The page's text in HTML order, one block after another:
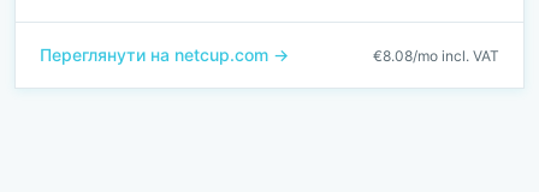
Переглянути на netcup.com → €8.08/mo incl. VAT